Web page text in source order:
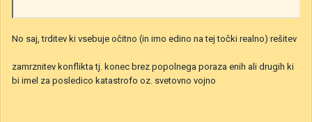
No saj, trditev ki vsebuje očitno (in imo edino na tej točki realno) rešitev
zamrznitev konflikta tj. konec brez popolnega poraza enih ali drugih ki
bi imel za posledico katastrofo oz. svetovno vojno